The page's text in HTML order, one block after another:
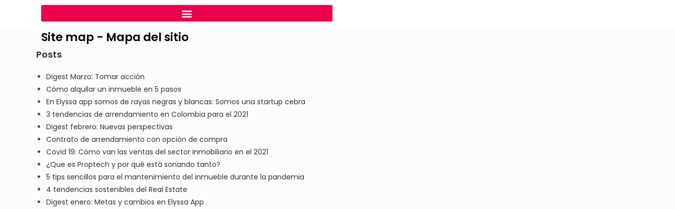
Site map - Mapa del sitio
Posts
Digest Marzo: Tomar acción
Cómo alquilar un inmueble en 5 pasos
En Elyssa app somos de rayas negras y blancas: Somos una startup cebra
3 tendencias de arrendamiento en Colombia para el 2021
Digest febrero: Nuevas perspectivas
Contrato de arrendamiento con opción de compra
Covid 19: Cómo van las ventas del sector inmobiliario en el 2021
¿Que es Proptech y por qué está sonando tanto?
5 tips sencillos para el mantenimiento del inmueble durante la pandemia
4 tendencias sostenibles del Real Estate
Digest enero: Metas y cambios en Elyssa App